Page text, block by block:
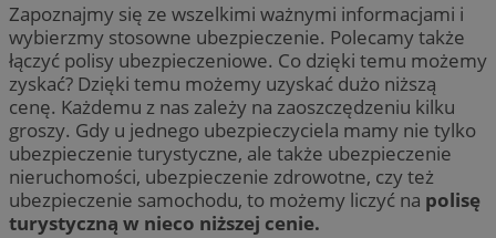
Zapoznajmy się ze wszelkimi ważnymi informacjami i
wybierzmy stosowne ubezpieczenie. Polecamy także
łączyć polisy ubezpieczeniowe. Co dzięki temu możemy
zyskać? Dzięki temu możemy uzyskać dużo niższą
cenę. Każdemu z nas zależy na zaoszczędzeniu kilku
groszy. Gdy u jednego ubezpieczyciela mamy nie tylko
ubezpieczenie turystyczne, ale także ubezpieczenie
nieruchomości, ubezpieczenie zdrowotne, czy też
ubezpieczenie samochodu, to możemy liczyć na polisę
turystyczną w nieco niższej cenie.